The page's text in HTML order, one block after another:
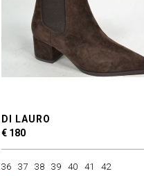
DI LAURO
€ 180
36 37 38 39 40 41 42